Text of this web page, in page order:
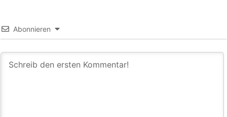
Abonnieren